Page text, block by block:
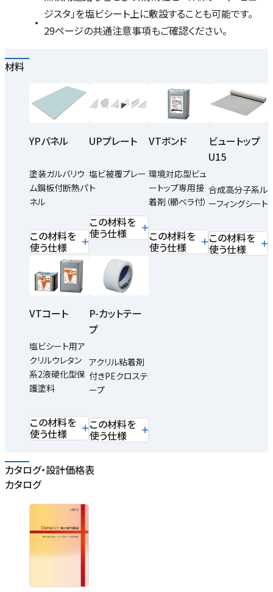
ジスタ」を塩ビシート上に敷設することも可能です。
29ページの共通注意事項もご確認ください。
材料
YPパネル
塗装ガルバリウ
ム鋼板付断熱パ
ネル
この材料を
使う仕様
UPプレート
塩ビ被覆プレー
ト
この材料を
使う仕様
VTボンド
環境対応型ビュ
ートップ専用接
着剤（櫛ベラ付）
この材料を
使う仕様
ビュートップ
U15
合成高分子系ル
ーフィングシート
この材料を
使う仕様
VTコート
塩ビシート用ア
クリルウレタン
系2液硬化型保
護塗料
この材料を
使う仕様
P-カットテー
プ
アクリル粘着剤
付きPEクロステ
ープ
この材料を
使う仕様
カタログ・設計価格表
カタログ